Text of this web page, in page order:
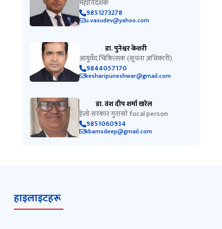
महानिर्देशक
9851273278
u.vasudev@yahoo.com
डा. पुनेश्वर केशरी
आयुर्वेद चिकित्सक (सूचना अधिकारी)
9844057170
kesharipuneshwar@gmail.com
डा. वंश दीप शर्मा खरेल
हेलो सरकार गुनासो focal person
9851060934
kbamsdeep@gmail.com
हाइलाइटहरू